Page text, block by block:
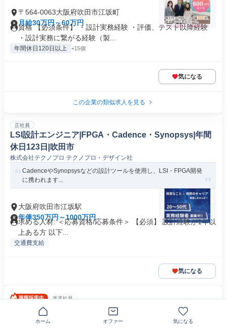
〒564-0063大阪府吹田市江坂町
月給30万円～60万円
資格 【必須条件】 ・設計実務経験 ・評価、テスト以降経験
・設計実務に繋がる経験（製...
年間休日120日以上 +15個
気になる
この企業の類似求人を見る
正社員
LSI設計エンジニア|FPGA・Cadence・Synopsys|年間
休日123日|吹田市
株式会社テクノプロ テクノプロ・デザイン社
CadenceやSynopsysなどの設計ツールを使用し、LSI・FPGA開発
に携われます...
大阪府吹田市江坂駅
年俸350万円～1000万円
求める人材: ＜応募資格/応募条件＞ 【必須】 設計経験が1年以
上ある方 以下...
交通費支給
気になる
派遣社員
照明製品の電子回路・ソフト・構造に関する設計評価エ
ンジニアホーム オファー 気になる